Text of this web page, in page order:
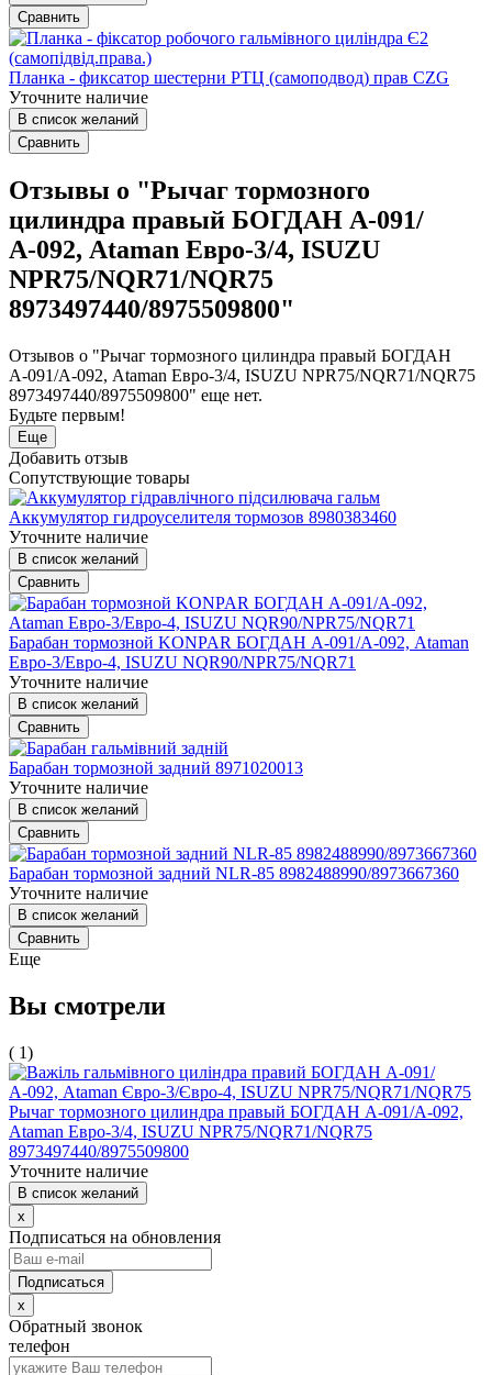
Сравнить
Планка - фиксатор шестерни РТЦ (самоподвод) прав CZG
Уточните наличие
В список желаний
Сравнить
Отзывы о "Рычаг тормозного
цилиндра правый БОГДАН А-091/
А-092, Ataman Евро-3/4, ISUZU
NPR75/NQR71/NQR75
8973497440/8975509800"
Отзывов о "Рычаг тормозного цилиндра правый БОГДАН
А-091/А-092, Ataman Евро-3/4, ISUZU NPR75/NQR71/NQR75
8973497440/8975509800" еще нет.
Будьте первым!
Еще
Добавить отзыв
Сопутствующие товары
Аккумулятор гидроуселителя тормозов 8980383460
Уточните наличие
В список желаний
Сравнить
Барабан тормозной KONPAR БОГДАН А-091/А-092, Ataman
Евро-3/Евро-4, ISUZU NQR90/NPR75/NQR71
Уточните наличие
В список желаний
Сравнить
Барабан тормозной задний 8971020013
Уточните наличие
В список желаний
Сравнить
Барабан тормозной задний NLR-85 8982488990/8973667360
Уточните наличие
В список желаний
Сравнить
Еще
Вы смотрели
( 1)
Рычаг тормозного цилиндра правый БОГДАН А-091/А-092,
Ataman Евро-3/4, ISUZU NPR75/NQR71/NQR75
8973497440/8975509800
Уточните наличие
В список желаний
x
Подписаться на обновления
x
Обратный звонок
телефон